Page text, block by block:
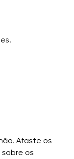
Afaste os
sobre os